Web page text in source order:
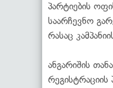
პარტიების
საარჩევნო
რასაც
ანგარიშის
რეგისტრაციის